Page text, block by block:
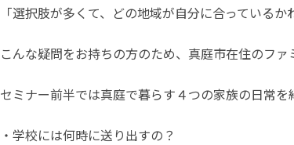
「選択肢が多くて、どの地域が自分に合っているか
こんな疑問をお持ちの方のため、真庭市在住のフ
セミナー前半では真庭で暮らす４つの家族の日常を
・学校には何時に送り出すの？